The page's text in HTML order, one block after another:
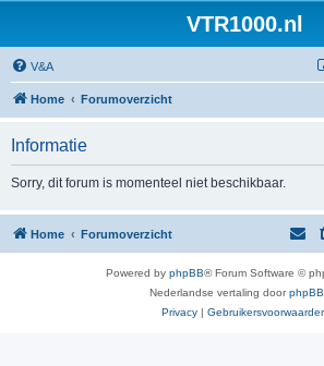
VTR1000.nl
V&A
Home Forumoverzicht
Informatie
Sorry, dit forum is momenteel niet beschikbaar.
Home Forumoverzicht
Powered by phpBB® Forum Software ©
Nederlandse vertaling door
Privacy |